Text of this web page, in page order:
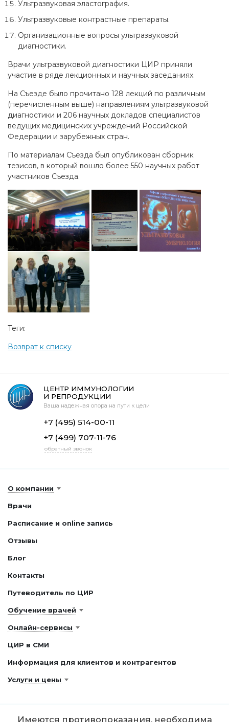
Ультразвуковая эластография.
Ультразвуковые контрастные препараты.
Организационные вопросы ультразвуковой
диагностики.
Врачи ультразвуковой диагностики ЦИР приняли
участие в ряде лекционных и научных заседаниях.
На Съезде было прочитано 128 лекций по различным
(перечисленным выше) направлениям ультразвуковой
диагностики и 206 научных докладов специалистов
ведущих медицинских учреждений Российской
Федерации и зарубежных стран.
По материалам Съезда был опубликован сборник
тезисов, в который вошло более 550 научных работ
участников Съезда.
Теги:
Возврат к списку
ЦЕНТР ИММУНОЛОГИИ
И РЕПРОДУКЦИИ
Ваша надежная опора на пути к цели
+7 (495) 514-00-11
+7 (499) 707-11-76
обратный звонок
О компании
Врачи
Расписание и online запись
Отзывы
Блог
Контакты
Путеводитель по ЦИР
Обучение врачей
Онлайн-сервисы
ЦИР в СМИ
Информация для клиентов и контрагентов
Услуги и цены
Имеются противопоказания, необходима